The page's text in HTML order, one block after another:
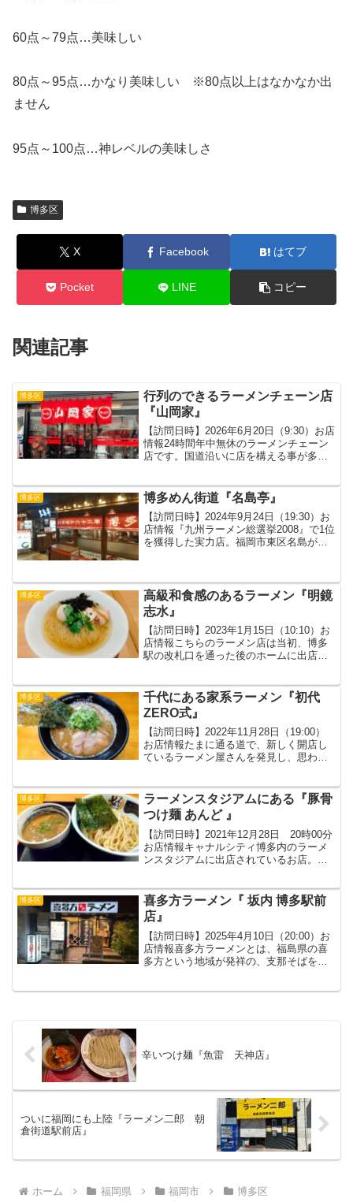
60点～79点…美味しい
80点～95点…かなり美味しい ※80点以上はなかなか出
ません
95点～100点…神レベルの美味しさ
博多区
X Facebook はてブ
Pocket LINE コピー
関連記事
博多区
行列のできるラーメンチェーン店
『山岡家』
【訪問日時】2026年6月20日（9:30）お店
情報24時間年中無休のラーメンチェーン
店です。国道沿いに店を構える事が多
があります。近年、ようやく福岡県にも
進出していた...
博多区 博多めん街道『名島亭』
【訪問日時】2024年9月24日（19:30）お
店情報『九州ラーメン総選挙2008』で1位
を獲得した実力店。福岡市東区名島が本
美味しかった記憶でしたので、今回は博
多駅に...
博多区
高級和食感のあるラーメン『明鏡
志水』
【訪問日時】2023年1月15日（10:10）お
店情報こちらのラーメン店は当初、博多
駅の改札口を通った後のホームに出店さ
ればならないのかなと疑問に思ったまま
調べずにいた...
博多区
千代にある家系ラーメン『初代
ZERO式』
【訪問日時】2022年11月28日（19:00）
お店情報たまに通る道で、新しく開店し
ているラーメン屋さんを発見し、思わず
脂を加えて仕上げる醤油豚骨ラーメン。
『黒豚骨醤油...
博多区
ラーメンスタジアムにある『豚骨
つけ麺 あんど 』
【訪問日時】2021年12月28日 20時00分
お店情報キャナルシティ博多内のラーメ
ンスタジアムに出店されているお店。
つけ麺がありましたが、これは二男坊福
岡空港店でも食...
博多区
喜多方ラーメン『 坂内 博多駅前
店』
【訪問日時】2025年4月10日（20:00）お
店情報喜多方ラーメンとは、福島県の喜
多方という地域が発祥の、支那そばをル
辛いつけ麺『魚雷 天神店』
ついに福岡にも上陸『ラーメン二郎 朝
倉街道駅前店』
ホーム 福岡県 福岡市 博多区